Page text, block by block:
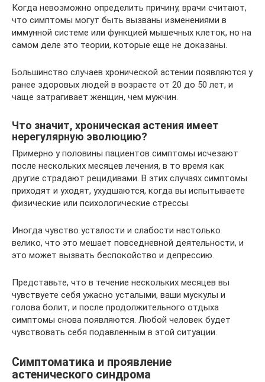
Когда невозможно определить причину, врачи считают,
что симптомы могут быть вызваны изменениями в
иммунной системе или функцией мышечных клеток, но на
самом деле это теории, которые еще не доказаны.
Большинство случаев хронической астении появляются у
ранее здоровых людей в возрасте от 20 до 50 лет, и
чаще затрагивает женщин, чем мужчин.
Что значит, хроническая астения имеет
нерегулярную эволюцию?
Примерно у половины пациентов симптомы исчезают
после нескольких месяцев лечения, в то время как
другие страдают рецидивами. В этих случаях симптомы
приходят и уходят, ухудшаются, когда вы испытываете
физические или психологические стрессы.
Иногда чувство усталости и слабости настолько
велико, что это мешает повседневной деятельности, и
это может вызвать беспокойство и депрессию.
Представьте, что в течение нескольких месяцев вы
чувствуете себя ужасно усталыми, ваши мускулы и
голова болит, и после продолжительного отдыха
симптомы снова появляются. Любой человек будет
чувствовать себя подавленным в этой ситуации.
Симптоматика и проявление
астенического синдрома